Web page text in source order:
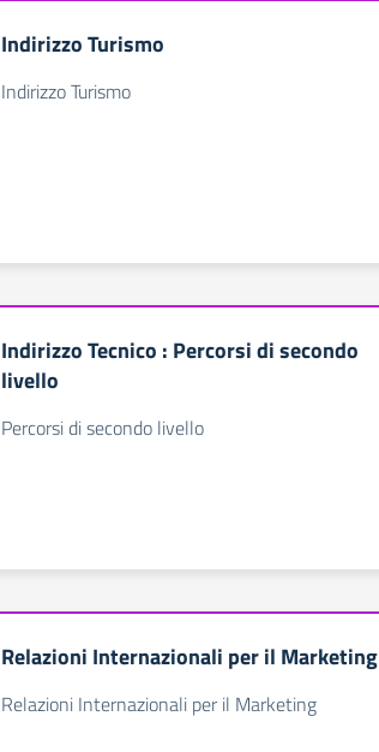
Indirizzo Turismo
Indirizzo Turismo
Indirizzo Tecnico : Percorsi di secondo
livello
Percorsi di secondo livello
Relazioni Internazionali per il Marketing
Relazioni Internazionali per il Marketing